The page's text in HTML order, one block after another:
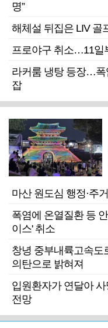
명”
해체설 뒤집은 LIV 골
프로야구 취소…11일
라커룸 냉탕 등장…폭
잡
마산 원도심 행정·주
폭염에 온열질환 등
이스' 취소
창녕 중부내륙고속
의탄으로 밝혀져
입원환자가 연달아
전망